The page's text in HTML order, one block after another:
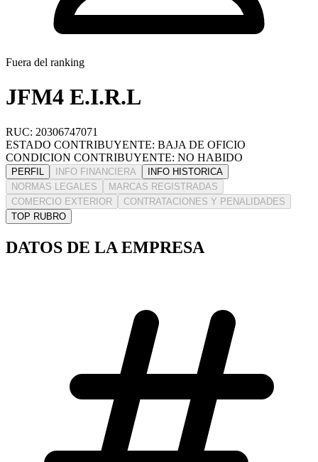
Fuera del ranking
JFM4 E.I.R.L
RUC: 20306747071
ESTADO CONTRIBUYENTE: BAJA DE OFICIO
CONDICION CONTRIBUYENTE: NO HABIDO
PERFIL INFO FINANCIERA
INFO HISTORICA
NORMAS LEGALES
MARCAS REGISTRADAS
COMERCIO EXTERIOR
CONTRATACIONES Y PENALIDADES
TOP RUBRO
DATOS DE LA EMPRESA